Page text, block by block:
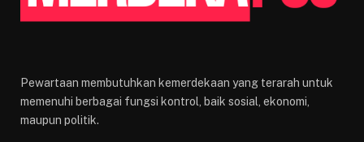
Pewartaan membutuhkan kemerdekaan yang terarah untuk
memenuhi berbagai fungsi kontrol, baik sosial, ekonomi,
maupun politik.